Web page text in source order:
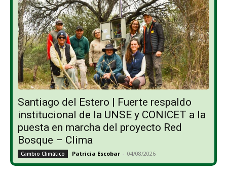
Santiago del Estero | Fuerte respaldo
institucional de la UNSE y CONICET a la
puesta en marcha del proyecto Red
Bosque – Clima
Cambio Climático Patricia Escobar - 04/08/2026